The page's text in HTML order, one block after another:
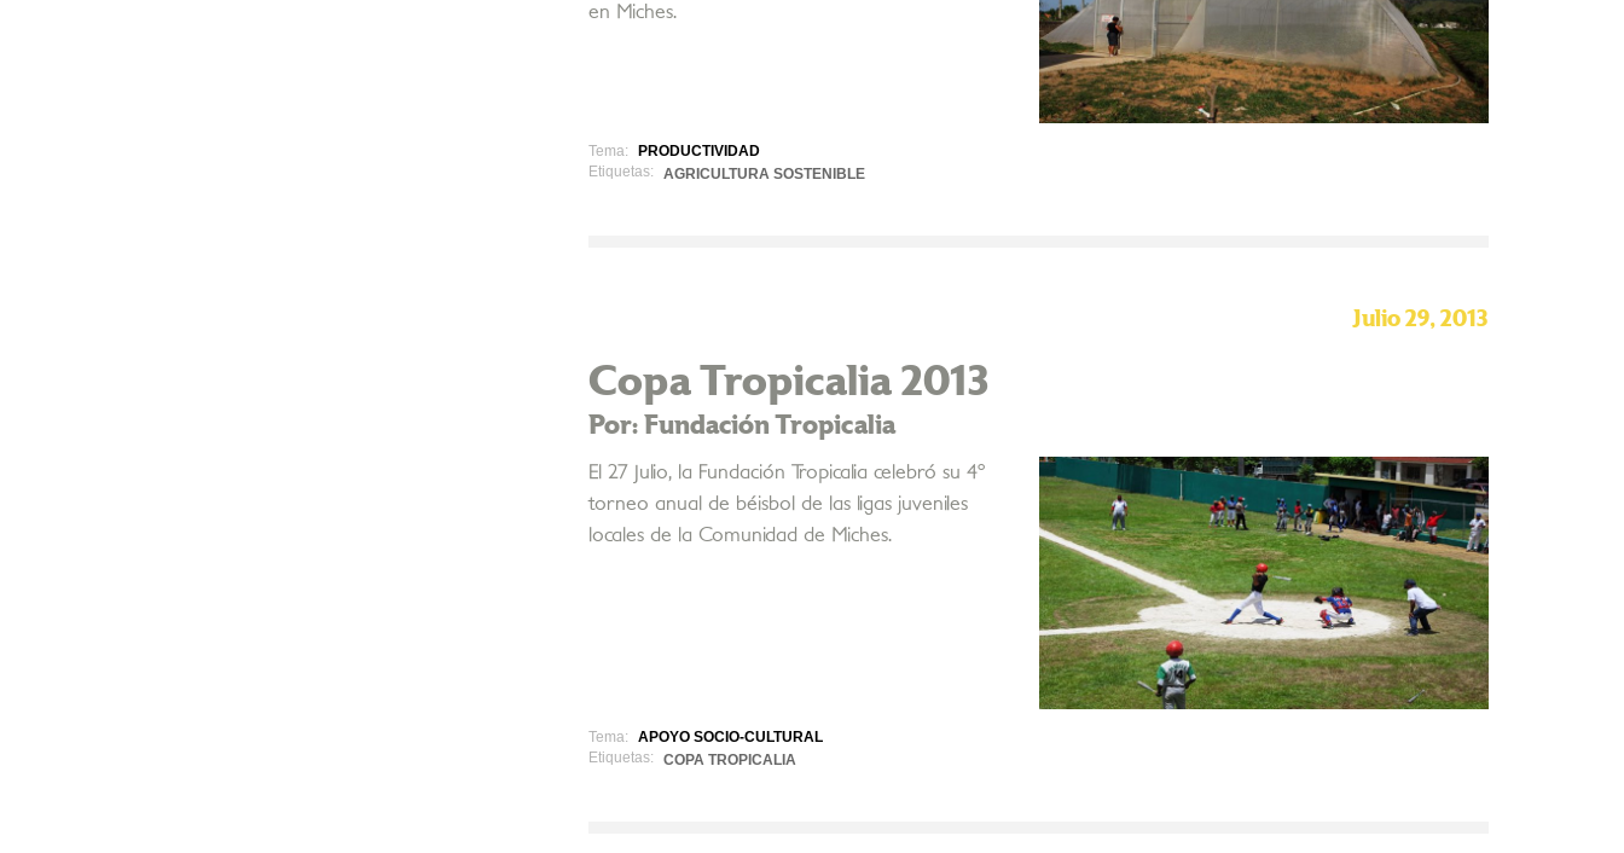
en Miches.
Tema:
PRODUCTIVIDAD
Etiquetas:
AGRICULTURA SOSTENIBLE
Julio 29, 2013
Copa Tropicalia 2013
Por: Fundación Tropicalia
El 27 Julio, la Fundación Tropicalia celebró su 4º
torneo anual de béisbol de las ligas juveniles
locales de la Comunidad de Miches.
Tema:
APOYO SOCIO-CULTURAL
Etiquetas:
COPA TROPICALIA